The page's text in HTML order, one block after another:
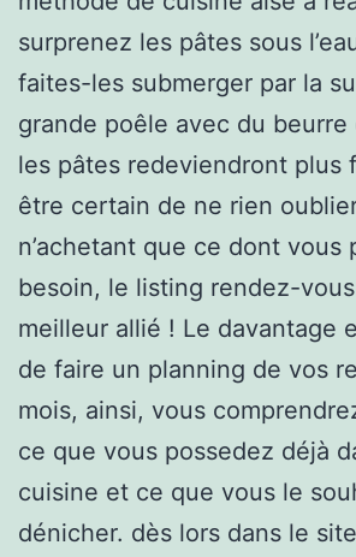
surprenez les pâtes sous
faites-les submerger par la
grande poêle avec du beurre
les pâtes redeviendront plus
être certain de ne rien
n’achetant que ce dont vous
besoin, le listing rendez-
meilleur allié ! Le davantage
de faire un planning de vos
mois, ainsi, vous
ce que vous possedez déjà
cuisine et ce que vous le
dénicher. dès lors dans le